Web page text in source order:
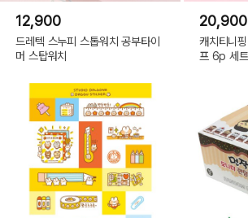
12,900
드레텍 스누피 스톱워치 공부타이
머 스탑워치
20,900
캐치티니
프 6p 세